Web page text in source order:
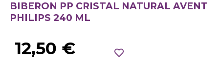
BIBERON PP CRISTAL NATURAL AVENT
PHILIPS 240 ML
12,50 €